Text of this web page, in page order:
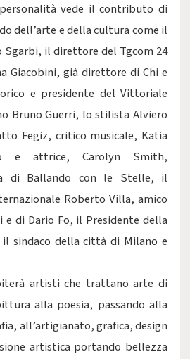
vede il contributo di
dell’arte e della cultura come il
il direttore del Tgcom 24
Giacobini, già direttore di Chi e
e presidente del Vittoriale
Bruno Guerri, lo stilista Alviero
Fegiz, critico musicale, Katia
e attrice, Carolyn Smith,
di Ballando con le Stelle, il
Roberto Villa, amico
e di Dario Fo, il Presidente della
il sindaco della città di Milano e
artisti che trattano arte di
alla poesia, passando alla
all’artigianato, grafica, design
artistica portando bellezza